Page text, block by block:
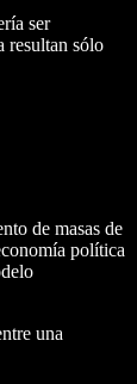
ser
resultan sólo
de masas de
política
una